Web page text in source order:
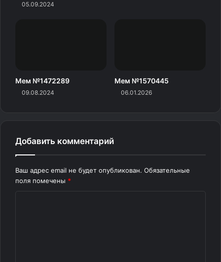
05.09.2024
Мем №1472289
09.08.2024
Мем №1570445
06.01.2026
Добавить комментарий
Ваш адрес email не будет опубликован. Обязательные
поля помечены *